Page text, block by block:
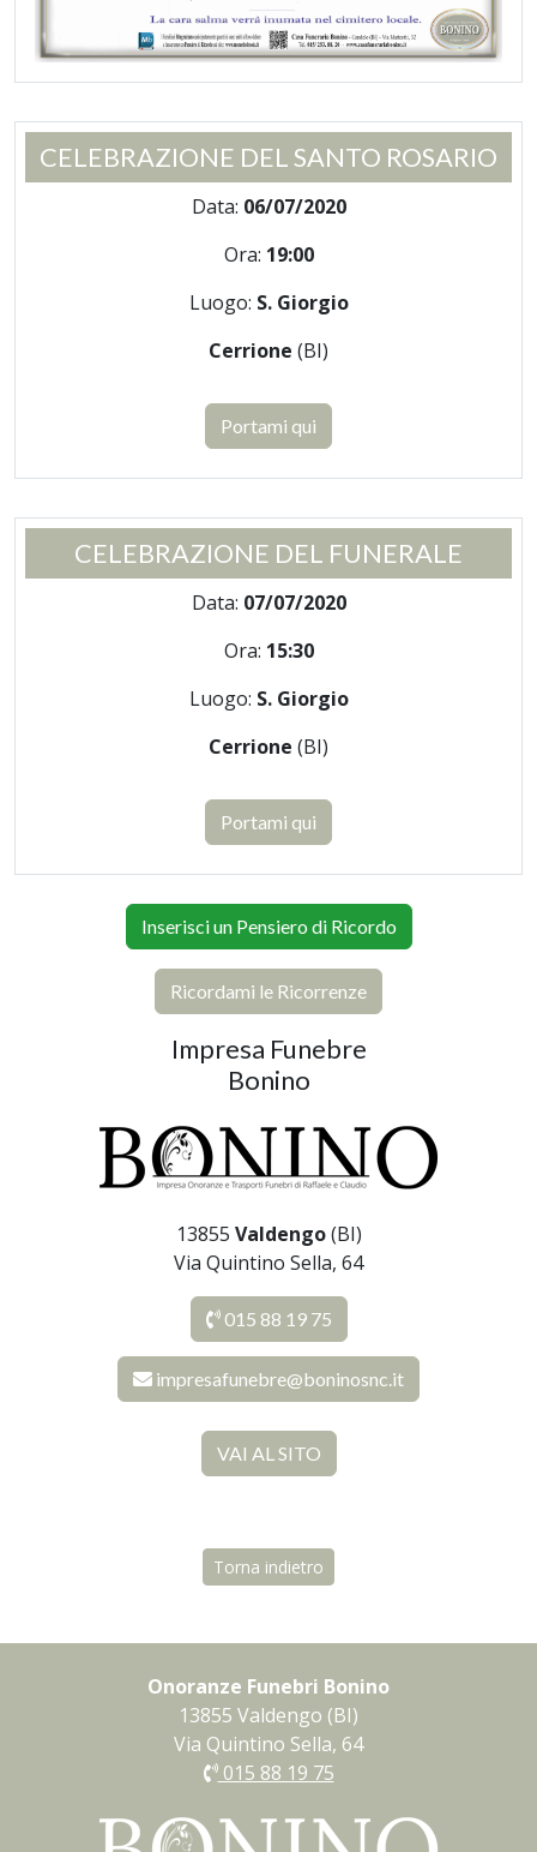
CELEBRAZIONE DEL SANTO ROSARIO
Data: 06/07/2020
Ora: 19:00
Luogo: S. Giorgio
Cerrione (BI)
Portami qui
CELEBRAZIONE DEL FUNERALE
Data: 07/07/2020
Ora: 15:30
Luogo: S. Giorgio
Cerrione (BI)
Portami qui
Inserisci un Pensiero di Ricordo
Ricordami le Ricorrenze
Impresa Funebre
Bonino
13855 Valdengo(BI)
Via Quintino Sella, 64
015 88 19 75
impresafunebre@boninosnc.it
VAI AL SITO
Torna indietro
Onoranze Funebri Bonino
13855 Valdengo (BI)
Via Quintino Sella, 64
015 88 19 75